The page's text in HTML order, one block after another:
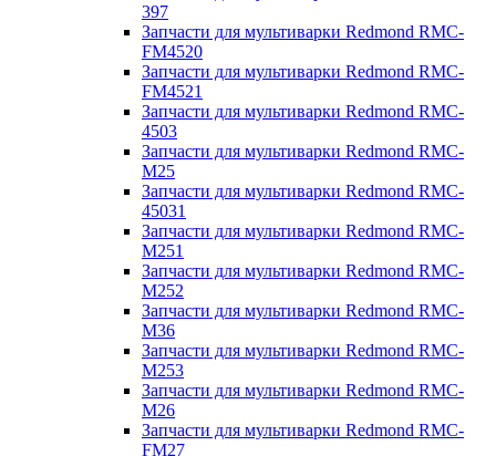
397
Запчасти для мультиварки Redmond RMC-
FM4520
Запчасти для мультиварки Redmond RMC-
FM4521
Запчасти для мультиварки Redmond RMC-
4503
Запчасти для мультиварки Redmond RMC-
M25
Запчасти для мультиварки Redmond RMC-
45031
Запчасти для мультиварки Redmond RMC-
M251
Запчасти для мультиварки Redmond RMC-
M252
Запчасти для мультиварки Redmond RMC-
M36
Запчасти для мультиварки Redmond RMC-
M253
Запчасти для мультиварки Redmond RMC-
M26
Запчасти для мультиварки Redmond RMC-
FM27